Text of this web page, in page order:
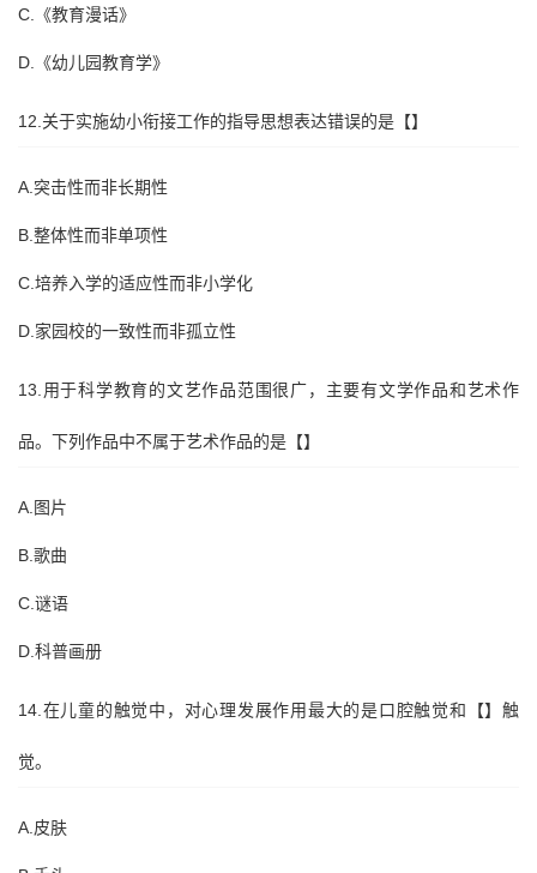
C.《教育漫话》
D.《幼儿园教育学》
12.关于实施幼小衔接工作的指导思想表达错误的是【】
A.突击性而非长期性
B.整体性而非单项性
C.培养入学的适应性而非小学化
D.家园校的一致性而非孤立性
13.用于科学教育的文艺作品范围很广，主要有文学作品和艺术作
品。下列作品中不属于艺术作品的是【】
A.图片
B.歌曲
C.谜语
D.科普画册
14.在儿童的触觉中，对心理发展作用最大的是口腔触觉和【】触
觉。
A.皮肤